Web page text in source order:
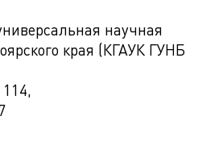
научная
края (КГАУК ГУНБ